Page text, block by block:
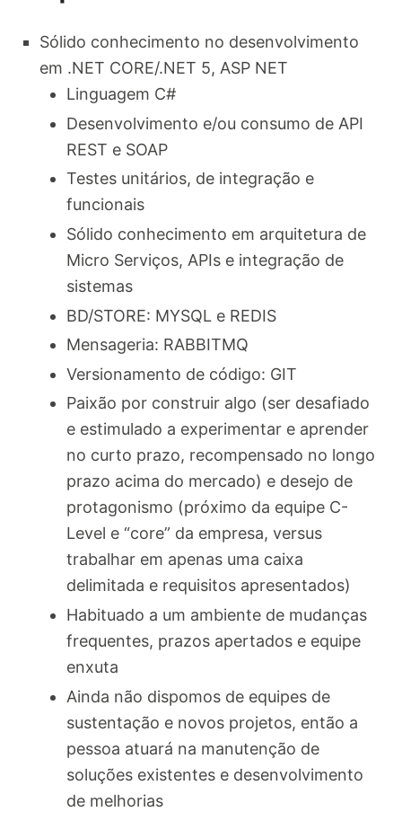
Sólido conhecimento no desenvolvimento
em .NET CORE/.NET 5, ASP NET
Linguagem C#
Desenvolvimento e/ou consumo de API
REST e SOAP
Testes unitários, de integração e
funcionais
Sólido conhecimento em arquitetura de
Micro Serviços, APIs e integração de
sistemas
BD/STORE: MYSQL e REDIS
Mensageria: RABBITMQ
Versionamento de código: GIT
Paixão por construir algo (ser desafiado
e estimulado a experimentar e aprender
no curto prazo, recompensado no longo
prazo acima do mercado) e desejo de
protagonismo (próximo da equipe C-
Level e “core” da empresa, versus
trabalhar em apenas uma caixa
delimitada e requisitos apresentados)
Habituado a um ambiente de mudanças
frequentes, prazos apertados e equipe
enxuta
Ainda não dispomos de equipes de
sustentação e novos projetos, então a
pessoa atuará na manutenção de
soluções existentes e desenvolvimento
de melhorias